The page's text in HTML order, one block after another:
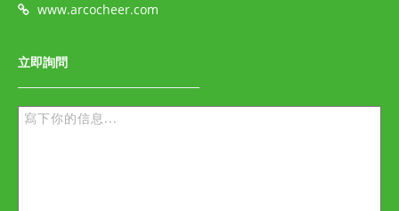
www.arcocheer.com
立即詢問